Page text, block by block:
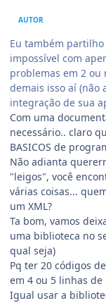
AUTOR
Eu também partilho
impossível com
problemas em 2 ou
demais isso aí (não
integração de sua
Com uma
necessário.. claro
BASICOS de
Não adianta
"leigos", você
várias coisas...
um XML?
Ta bom, vamos
uma biblioteca no
qual seja)
Pq ter 20 códigos
em 4 ou 5 linhas de
Igual usar a